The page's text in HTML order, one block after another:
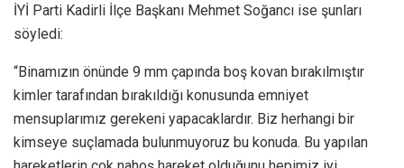
İYİ Parti Kadirli İlçe Başkanı Mehmet Soğancı ise şunları
söyledi:
“Binamızın önünde 9 mm çapında boş kovan bırakılmıştır
kimler tarafından bırakıldığı konusunda emniyet
mensuplarımız gerekeni yapacaklardır. Biz herhangi bir
kimseye suçlamada bulunmuyoruz bu konuda. Bu yapılan